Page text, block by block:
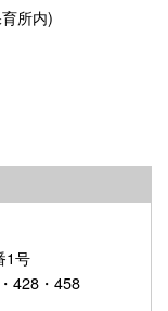
所内)
1号
428・458